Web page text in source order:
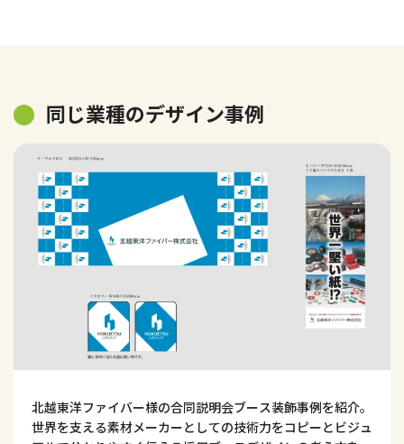
同じ業種のデザイン事例
北越東洋ファイバー様の合同説明会ブース装飾事例を紹介。
世界を支える素材メーカーとしての技術力をコピーとビジュ